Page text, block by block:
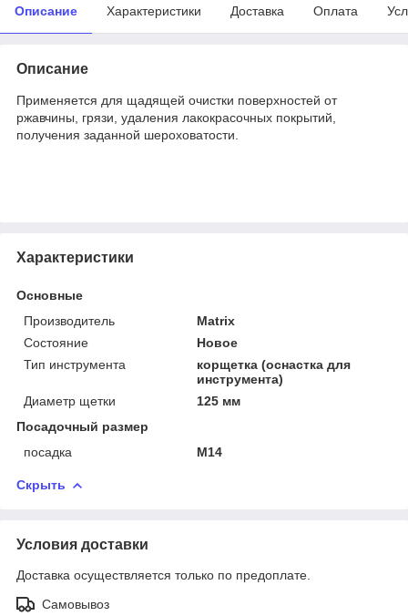
Описание Характеристики Доставка Оплата
Описание
Применяется для щадящей очистки поверхностей от
ржавчины, грязи, удаления лакокрасочных покрытий,
получения заданной шероховатости.
Характеристики
Основные
Производитель
Matrix
Состояние
Новое
Тип инструмента
корщетка (оснастка для
инструмента)
Диаметр щетки
125 мм
Посадочный размер
посадка
М14
Скрыть
Условия доставки
Доставка осуществляется только по предоплате.
Самовывоз